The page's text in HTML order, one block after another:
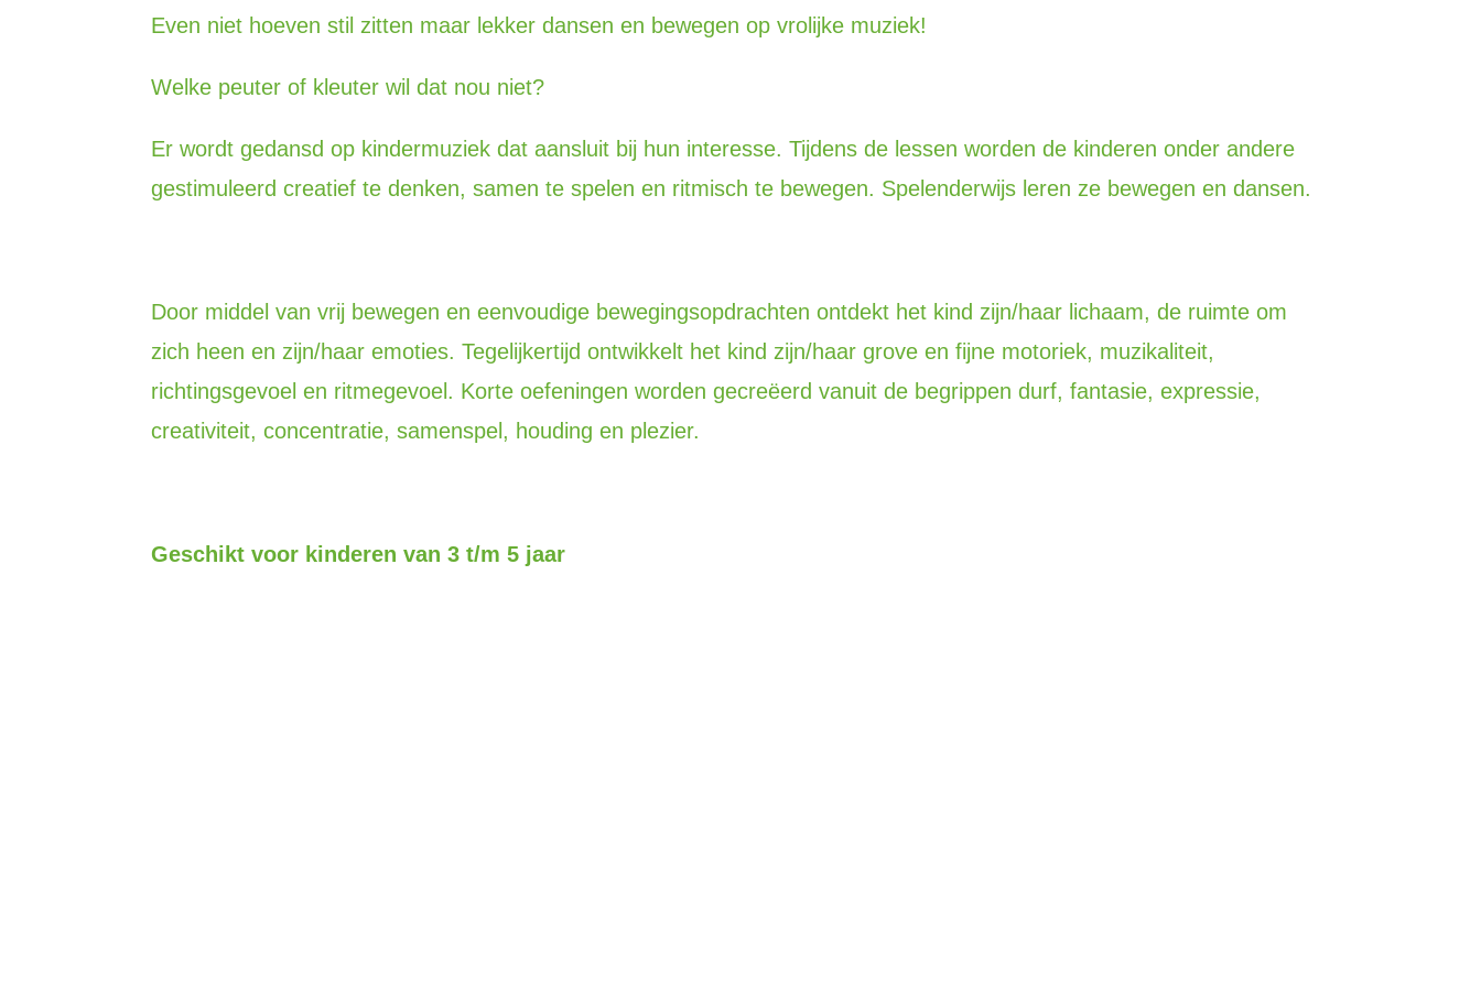
Even niet hoeven stil zitten maar lekker dansen en bewegen op vrolijke muziek!
Welke peuter of kleuter wil dat nou niet?
Er wordt gedansd op kindermuziek dat aansluit bij hun interesse. Tijdens de lessen worden de kinderen onder andere
gestimuleerd creatief te denken, samen te spelen en ritmisch te bewegen. Spelenderwijs leren ze bewegen en dansen.
Door middel van vrij bewegen en eenvoudige bewegingsopdrachten ontdekt het kind zijn/haar lichaam, de ruimte om
zich heen en zijn/haar emoties. Tegelijkertijd ontwikkelt het kind zijn/haar grove en fijne motoriek, muzikaliteit,
richtingsgevoel en ritmegevoel. Korte oefeningen worden gecreëerd vanuit de begrippen durf, fantasie, expressie,
creativiteit, concentratie, samenspel, houding en plezier.
Geschikt voor kinderen van 3 t/m 5 jaar